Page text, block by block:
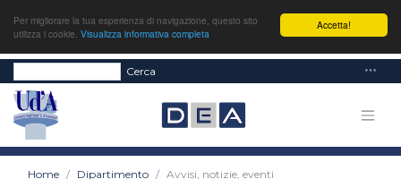
Accetta!
Per migliorare la tua esperienza di navigazione, questo sito
utilizza i cookie. Visualizza informativa completa
Cerca
Home Dipartimento Avvisi, notizie, eventi